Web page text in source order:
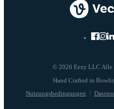
© 2026 Eezy LLC Alle
Nutzungsbedingungen